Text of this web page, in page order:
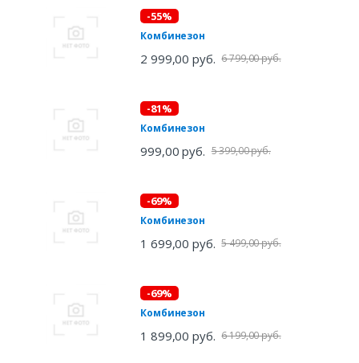
-55%
Комбинезон
2 999,00 руб. 6 799,00 руб.
-81%
Комбинезон
999,00 руб. 5 399,00 руб.
-69%
Комбинезон
1 699,00 руб. 5 499,00 руб.
-69%
Комбинезон
1 899,00 руб. 6 199,00 руб.